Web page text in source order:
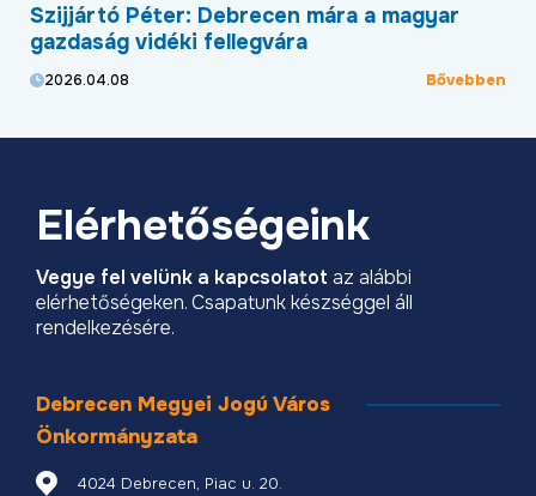
Szijjártó Péter: Debrecen mára a magyar
gazdaság vidéki fellegvára
2026.04.08 Bővebben
Elérhetőségeink
Vegye fel velünk a kapcsolatot az alábbi
elérhetőségeken. Csapatunk készséggel áll
rendelkezésére.
Debrecen Megyei Jogú Város
Önkormányzata
4024 Debrecen, Piac u. 20.